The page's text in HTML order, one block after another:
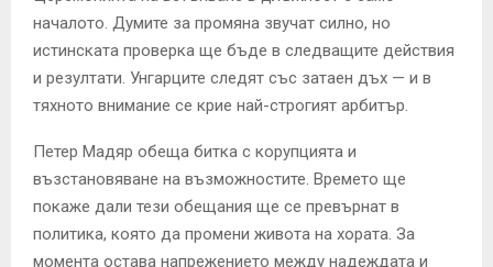
началото. Думите за промяна звучат силно, но
истинската проверка ще бъде в следващите действия
и резултати. Унгарците следят със затаен дъх — и в
тяхното внимание се крие най-строгият арбитър.
Петер Мадяр обеща битка с корупцията и
възстановяване на възможностите. Времето ще
покаже дали тези обещания ще се превърнат в
политика, която да промени живота на хората. За
момента остава напрежението между надеждата и